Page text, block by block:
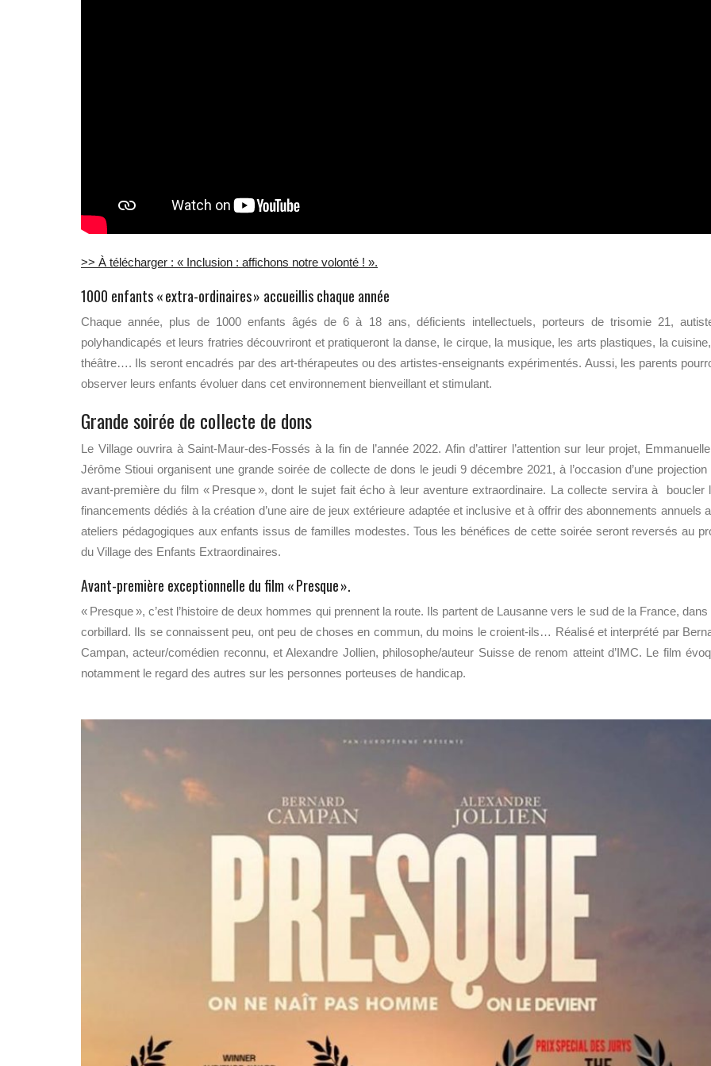
>> À télécharger : « Inclusion : affichons notre volonté ! ».
1000 enfants « extra-ordinaires » accueillis chaque année
Chaque année, plus de 1000 enfants âgés de 6 à 18 ans, déficients intellectuels, porteurs de trisomie 21,
polyhandicapés et leurs fratries découvriront et pratiqueront la danse, le cirque, la musique, les arts plastiques, la
théâtre…. Ils seront encadrés par des art-thérapeutes ou des artistes-enseignants expérimentés. Aussi, les parents
observer leurs enfants évoluer dans cet environnement bienveillant et stimulant.
Grande soirée de collecte de dons
Le Village ouvrira à Saint-Maur-des-Fossés à la fin de l’année 2022. Afin d’attirer l’attention sur leur projet,
Jérôme Stioui organisent une grande soirée de collecte de dons le jeudi 9 décembre 2021, à l’occasion d’une projection
avant-première du film « Presque », dont le sujet fait écho à leur aventure extraordinaire. La collecte servira à boucler
financements dédiés à la création d’une aire de jeux extérieure adaptée et inclusive et à offrir des abonnements annuels
ateliers pédagogiques aux enfants issus de familles modestes. Tous les bénéfices de cette soirée seront reversés au
du Village des Enfants Extraordinaires.
Avant-première exceptionnelle du film « Presque ».
« Presque », c’est l’histoire de deux hommes qui prennent la route. Ils partent de Lausanne vers le sud de la France, dans
corbillard. Ils se connaissent peu, ont peu de choses en commun, du moins le croient-ils… Réalisé et interprété par
Campan, acteur/comédien reconnu, et Alexandre Jollien, philosophe/auteur Suisse de renom atteint d’IMC. Le film
notamment le regard des autres sur les personnes porteuses de handicap.